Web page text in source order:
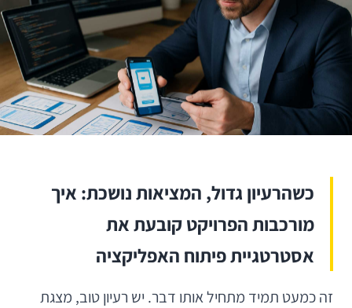
כשהרעיון גדול, המציאות נושכת: איך
מורכבות הפרויקט קובעת את
אסטרטגיית פיתוח האפליקציה
זה כמעט תמיד מתחיל אותו דבר. יש רעיון טוב, מצגת